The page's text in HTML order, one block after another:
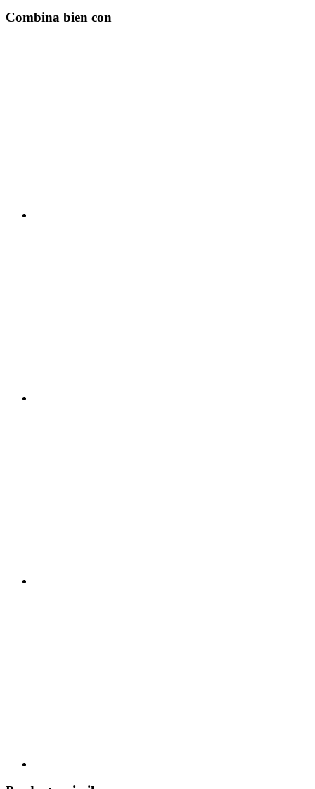
Combina bien con